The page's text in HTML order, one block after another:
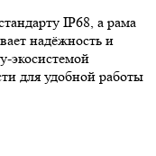
IP68, а рама
надёжность и
экосистемой
для удобной работы